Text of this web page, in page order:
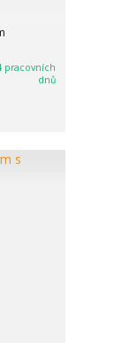
pracovních
dnů